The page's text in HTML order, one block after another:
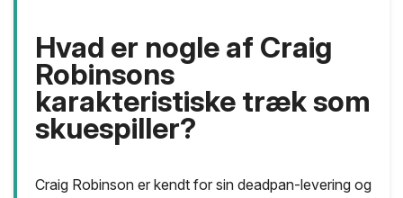
Hvad er nogle af Craig
Robinsons
karakteristiske træk som
skuespiller?
Craig Robinson er kendt for sin deadpan-levering og